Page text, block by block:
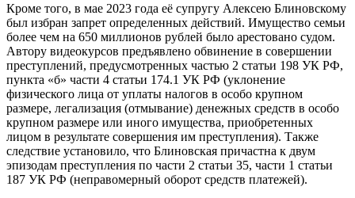
Кроме того, в мае 2023 года её супругу Алексею Блиновскому
был избран запрет определенных действий. Имущество семьи
более чем на 650 миллионов рублей было арестовано судом.
Автору видеокурсов предъявлено обвинение в совершении
преступлений, предусмотренных частью 2 статьи 198 УК РФ,
пункта «б» части 4 статьи 174.1 УК РФ (уклонение
физического лица от уплаты налогов в особо крупном
размере, легализация (отмывание) денежных средств в особо
крупном размере или иного имущества, приобретенных
лицом в результате совершения им преступления). Также
следствие установило, что Блиновская причастна к двум
эпизодам преступления по части 2 статьи 35, части 1 статьи
187 УК РФ (неправомерный оборот средств платежей).